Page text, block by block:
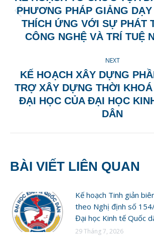
Previous
post:
PHƯƠNG PHÁP GIẢNG
THÍCH ỨNG VỚI SỰ PHÁT
CÔNG NGHỆ VÀ TRÍ TUỆ
NEXT
Next
post:
KẾ HOẠCH XÂY DỰNG
TRỢ XÂY DỰNG THỜI
ĐẠI HỌC CỦA ĐẠI HỌC
DÂN
BÀI VIẾT LIÊN QUAN
Kế hoạch Tinh giản
theo Nghị định số
Đại học Kinh tế Quốc
29 Tháng 7, 2026